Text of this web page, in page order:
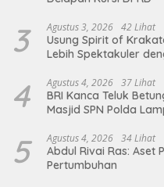
3 Agustus 3, 2026 42 Lihat
Usung Spirit of
Lebih Spektakuler
4 Agustus 4, 2026 37 Lihat
BRI Kanca Teluk
Masjid SPN Polda
5 Agustus 4, 2026 34 Lihat
Abdul Rivai Ras: Aset
Pertumbuhan